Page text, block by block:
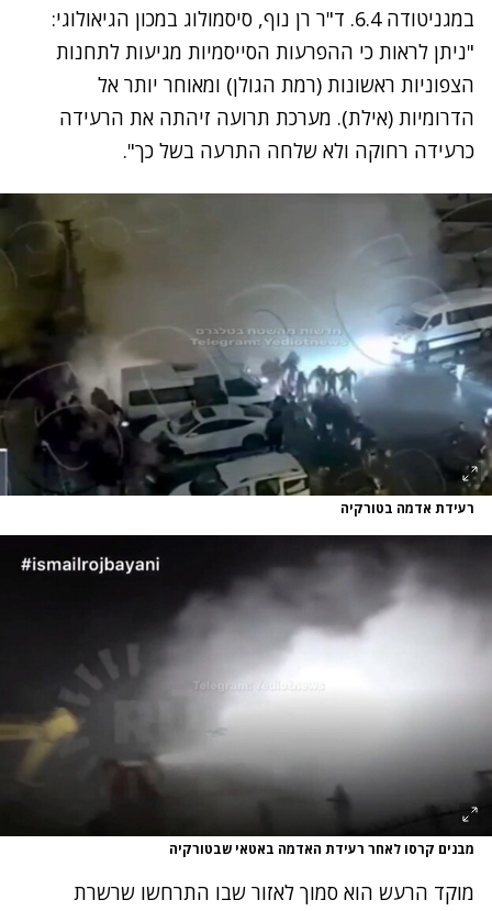
במגניטודה 6.4. ד"ר רן נוף, סיסמולוג במכון הגיאולוגי:
"ניתן לראות כי ההפרעות הסייסמיות מגיעות לתחנות
הצפוניות ראשונות (רמת הגולן) ומאוחר יותר אל
הדרומיות (אילת). מערכת תרועה זיהתה את הרעידה
כרעידה רחוקה ולא שלחה התרעה בשל כך".
רעידת אדמה בטורקיה
נתקלנו בבעיה
נסה שוב
מבנים קרסו לאחר רעידת האדמה באטאי שבטורקיה
מוקד הרעש הוא סמוך לאזור שבו התרחשו שרשרת